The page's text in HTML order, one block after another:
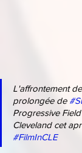
L'affrontement
prolongée de
Progressive
Cleveland cet
#FilmInCLE